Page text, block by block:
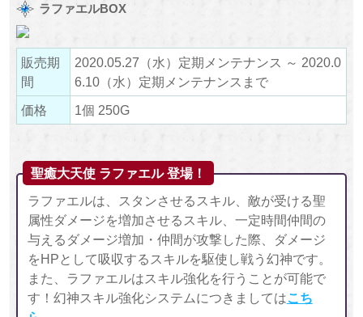
ラファエルBOX
販売期
間
2020.05.27（水）定期メンテナンス ～ 2020.0
6.10（水）定期メンテナンスまで
価格
1個 250G
聖癒大天使 ラファエル 登場！
ラファエルは、スタンさせるスキル、敵が受ける聖
属性ダメージを増加させるスキル、一定時間仲間の
与えるダメージ増加・仲間が攻撃した際、ダメージ
をHPとして吸収するスキルを駆使し戦う幻神です。
また、ラファエルはスキル強化を行うことが可能で
す！幻神スキル強化システムにつきましてはこち